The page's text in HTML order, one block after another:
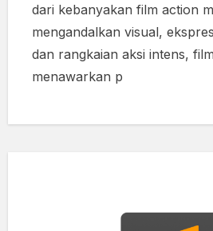
dari kebanyakan film action
mengandalkan visual,
dan rangkaian aksi intens,
menawarkan p